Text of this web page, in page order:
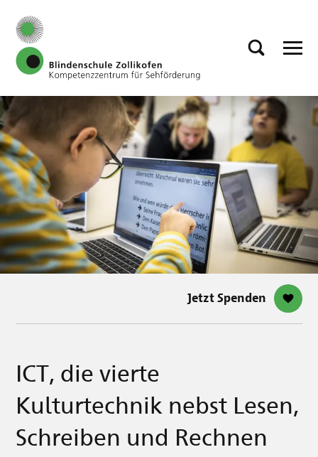
Jetzt Spenden
ICT, die vierte
Kulturtechnik nebst Lesen,
Schreiben und Rechnen